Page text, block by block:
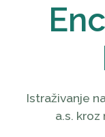
Istraživanje
a.s.